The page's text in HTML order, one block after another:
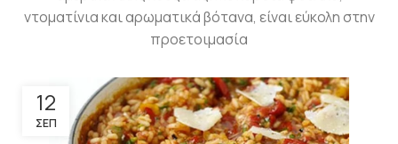
ντοματίνια και αρωματικά βότανα, είναι εύκολη στην
προετοιμασία
12
ΣΕΠ